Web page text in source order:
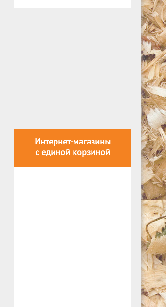
Интернет-магазины
с единой корзиной